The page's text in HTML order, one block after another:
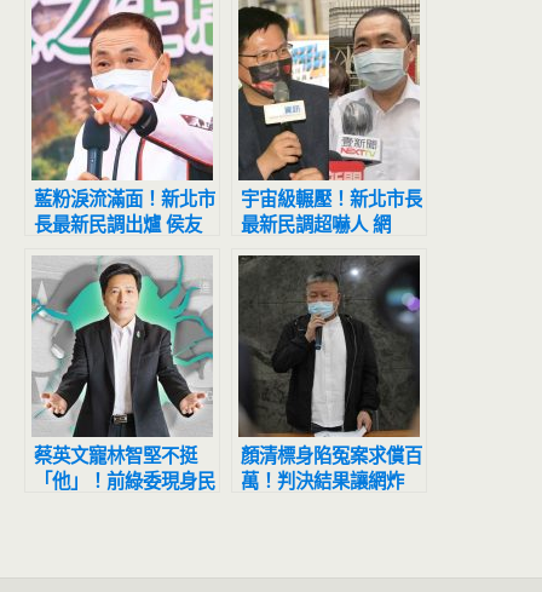
藍粉淚流滿面！新北市
長最新民調出爐 侯友
宜超震撼
宇宙級輾壓！新北市長
最新民調超嚇人 網
驚：滅亡計畫開始
蔡英文寵林智堅不挺
「他」！前綠委現身民
顏清標身陷冤案求償百
萬！判決結果讓網炸